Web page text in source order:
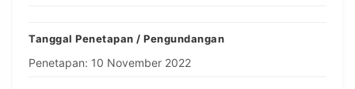
Tanggal Penetapan / Pengundangan
Penetapan: 10 November 2022